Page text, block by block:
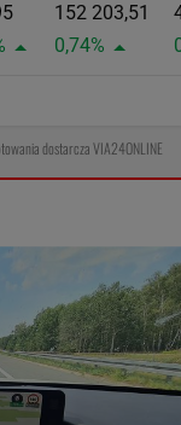
152 203,51
0,74%
dostarcza VIA24ONLINE